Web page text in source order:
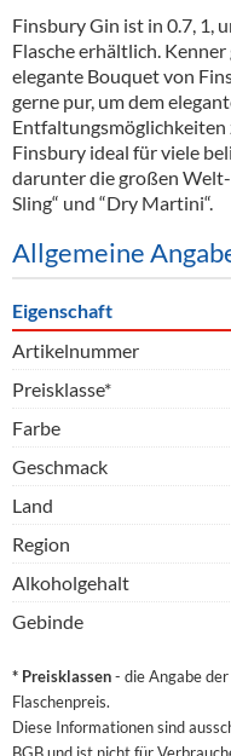
Finsbury Gin ist in 0.7, 1,
Flasche erhältlich.
elegante Bouquet von
gerne pur, um dem
Entfaltungsmöglichkeiten
Finsbury ideal für viele
darunter die großen Welt-
Sling“ und “Dry Martini“.
Allgemeine
Eigenschaft
Artikelnummer
Preisklasse*
Farbe
Geschmack
Land
Region
Alkoholgehalt
Gebinde
* Preisklassen- die Angabe
Flaschenpreis.
Diese Informationen sind
BGB und ist nicht für